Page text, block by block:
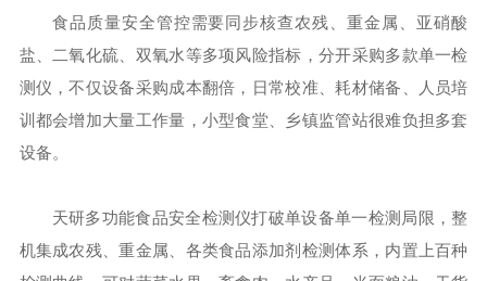
食品质量安全管控需要同步核查农残、重金属、亚硝酸
盐、二氧化硫、双氧水等多项风险指标，分开采购多款单一检
测仪，不仅设备采购成本翻倍，日常校准、耗材储备、人员培
训都会增加大量工作量，小型食堂、乡镇监管站很难负担多套
设备。
天研多功能食品安全检测仪打破单设备单一检测局限，整
机集成农残、重金属、各类食品添加剂检测体系，内置上百种